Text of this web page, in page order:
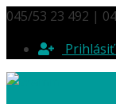
045/53 23 492 |